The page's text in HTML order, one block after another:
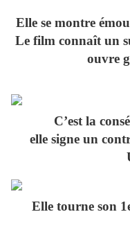
Elle se montre
Le film connaît un
ouvre
C’est la
elle signe un
Elle tourne son